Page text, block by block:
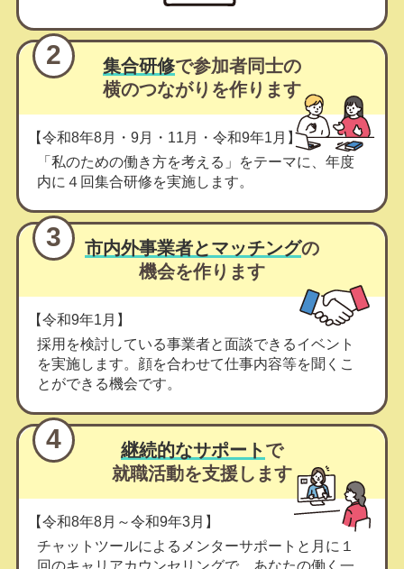
2 集合研修で参加者同士の
横のつながりを作ります
【令和8年8月・9月・11月・令和9年1月】
「私のための働き方を考える」をテーマに、年度
内に４回集合研修を実施します。
3 市内外事業者とマッチングの
機会を作ります
【令和9年1月】
採用を検討している事業者と面談できるイベント
を実施します。顔を合わせて仕事内容等を聞くこ
とができる機会です。
4 継続的なサポート で
就職活動を支援します
【令和8年8月～令和9年3月】
チャットツールによるメンターサポートと月に１